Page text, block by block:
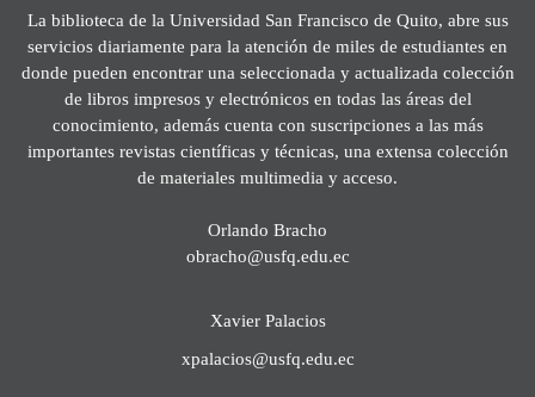
La biblioteca de la Universidad San Francisco de Quito, abre sus
servicios diariamente para la atención de miles de estudiantes en
donde pueden encontrar una seleccionada y actualizada colección
de libros impresos y electrónicos en todas las áreas del
conocimiento, además cuenta con suscripciones a las más
importantes revistas científicas y técnicas, una extensa colección
de materiales multimedia y acceso.
Orlando Bracho
obracho@usfq.edu.ec
Xavier Palacios
xpalacios@usfq.edu.ec